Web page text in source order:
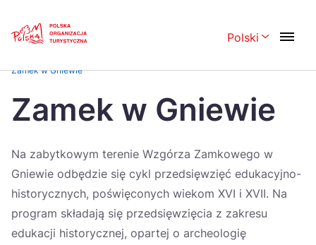
Polski
Česká 中国
Español Français
Italiano
Nederlands 日本語
Zamek w Gniewie
Zamek w Gniewie
Na zabytkowym terenie Wzgórza Zamkowego w
Gniewie odbędzie się cykl przedsięwzięć edukacyjno-
historycznych, poświęconych wiekom XVI i XVII. Na
program składają się przedsięwzięcia z zakresu
edukacji historycznej, opartej o archeologię